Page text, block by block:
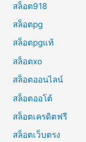
สล็อต918
สล็อตpg
สล็อตpgแท้
สล็อตxo
สล็อตออนไลน์
สล็อตออโต้
สล็อตเครดิตฟรี
สล็อตเว็บตรง